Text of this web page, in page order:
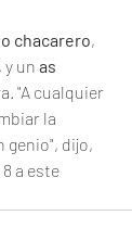
chacarero,
y un as
"A cualquier
la
genio", dijo,
a este